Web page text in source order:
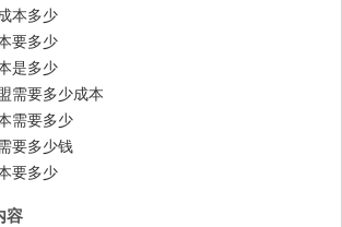
本多少
要多少
是多少
需要多少成本
需要多少
要多少钱
要多少
容